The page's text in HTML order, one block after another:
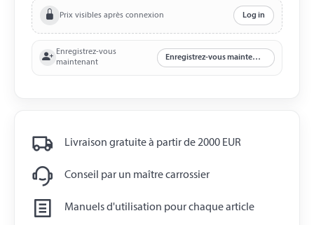
Prix visibles après connexion Log in
Enregistrez-vous
maintenant
Enregistrez-vous maintenant
Livraison gratuite à partir de 2000 EUR
Conseil par un maître carrossier
Manuels d'utilisation pour chaque article